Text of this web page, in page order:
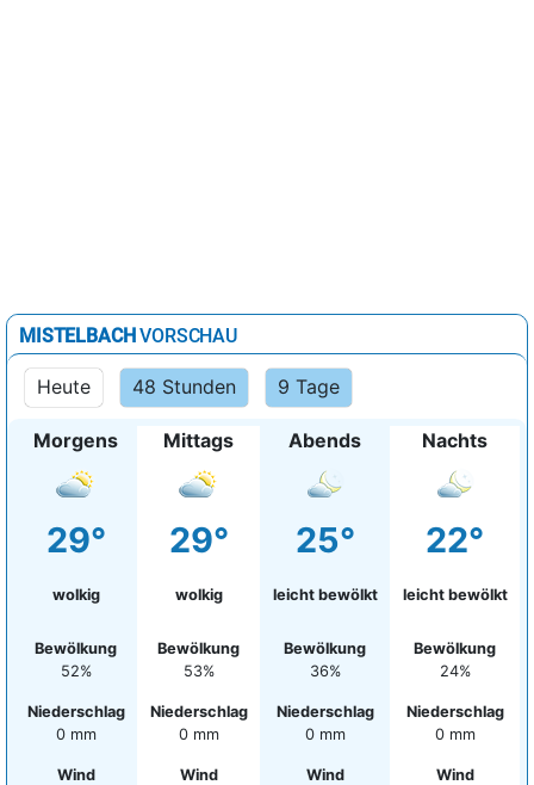
MISTELBACHVORSCHAU
Heute 48 Stunden 9 Tage
Morgens
29°
wolkig
Bewölkung
52%
Niederschlag
0 mm
Wind
Mittags
29°
wolkig
Bewölkung
53%
Niederschlag
0 mm
Wind
Abends
25°
leicht bewölkt
Bewölkung
36%
Niederschlag
0 mm
Wind
Nachts
22°
leicht bewölkt
Bewölkung
24%
Niederschlag
0 mm
Wind